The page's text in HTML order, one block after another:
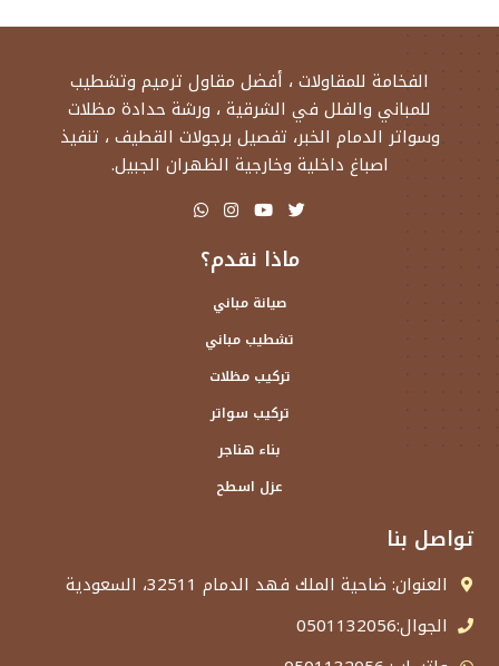
الفخامة للمقاولات ، أفضل مقاول ترميم وتشطيب
للمباني والفلل في الشرقية ، ورشة حدادة مظلات
وسواتر الدمام الخبر، تفصيل برجولات القطيف ، تنفيذ
اصباغ داخلية وخارجية الظهران الجبيل.
ماذا نقدم؟
صيانة مباني
تشطيب مباني
تركيب مظلات
تركيب سواتر
بناء هناجر
عزل اسطح
تواصل بنا
العنوان: ضاحية الملك فهد الدمام 32511، السعودية
الجوال:0501132056